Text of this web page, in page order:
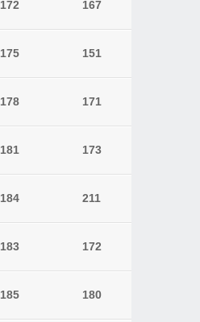
172 167
175 151
178 171
181 173
184 211
183 172
185 180